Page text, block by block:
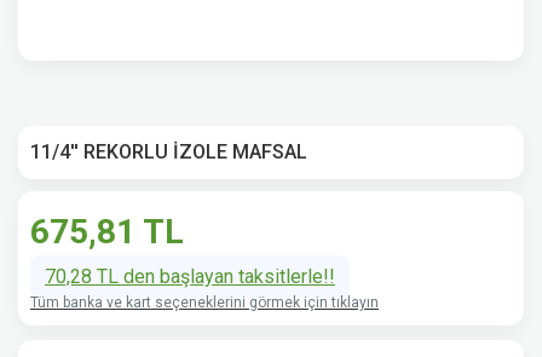
11/4'' REKORLU İZOLE MAFSAL
675,81 TL
70,28 TL den başlayan taksitlerle!!
Tüm banka ve kart seçeneklerini görmek için tıklayın